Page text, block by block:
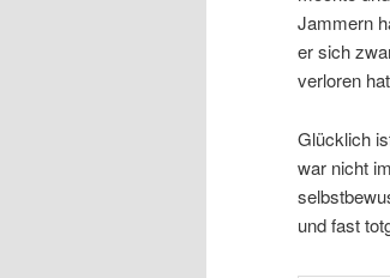
Jammern
er sich
verloren
Glücklich
war nicht
und fast